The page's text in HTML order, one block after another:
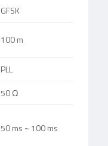
GFSK
100 m
PLL
50 Ω
50 ms ~ 100 ms